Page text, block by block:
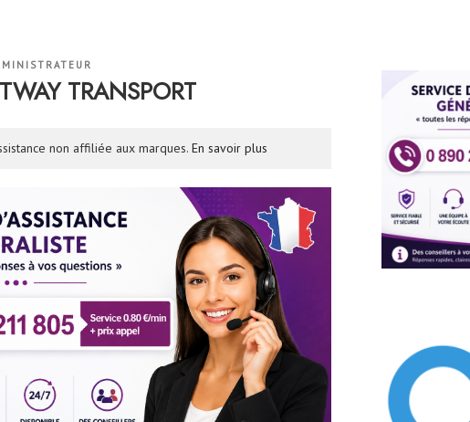
TRANSPORT
non affiliée aux marques. En savoir plus